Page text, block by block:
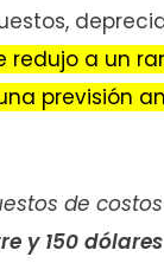
redujo a un
previsión
de
y 150